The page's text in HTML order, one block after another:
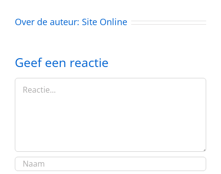
Over de auteur: Site Online
Geef een reactie
Reactie